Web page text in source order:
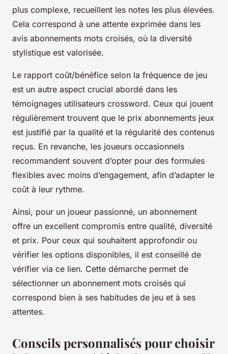
plus complexe, recueillent les notes les plus élevées.
Cela correspond à une attente exprimée dans les
avis abonnements mots croisés, où la diversité
stylistique est valorisée.
Le rapport coût/bénéfice selon la fréquence de jeu
est un autre aspect crucial abordé dans les
témoignages utilisateurs crossword. Ceux qui jouent
régulièrement trouvent que le prix abonnements jeux
est justifié par la qualité et la régularité des contenus
reçus. En revanche, les joueurs occasionnels
recommandent souvent d’opter pour des formules
flexibles avec moins d’engagement, afin d’adapter le
coût à leur rythme.
Ainsi, pour un joueur passionné, un abonnement
offre un excellent compromis entre qualité, diversité
et prix. Pour ceux qui souhaitent approfondir ou
vérifier les options disponibles, il est conseillé de
vérifier via ce lien. Cette démarche permet de
sélectionner un abonnement mots croisés qui
correspond bien à ses habitudes de jeu et à ses
attentes.
Conseils personnalisés pour choisir